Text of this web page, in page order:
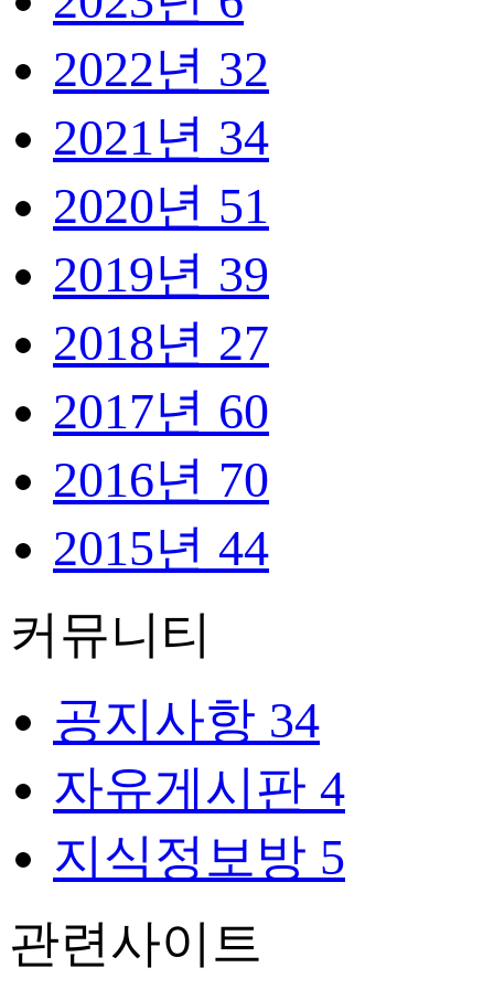
2022년 32
2021년 34
2020년 51
2019년 39
2018년 27
2017년 60
2016년 70
2015년 44
커뮤니티
공지사항 34
자유게시판 4
지식정보방 5
관련사이트